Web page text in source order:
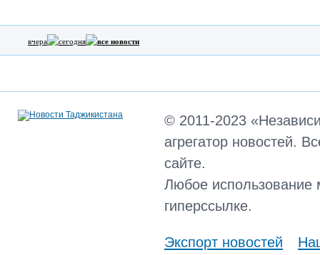
вчера сегодня все новости
© 2011-2023
агрегатор новостей.
сайте.
Любое использование
гиперссылке.
Экспорт новостей